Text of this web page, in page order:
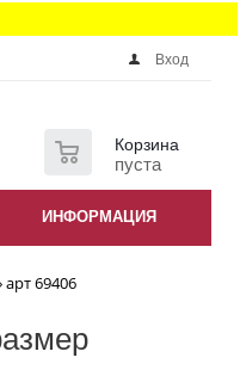
Вход
Корзина
пуста
ИНФОРМАЦИЯ
69406